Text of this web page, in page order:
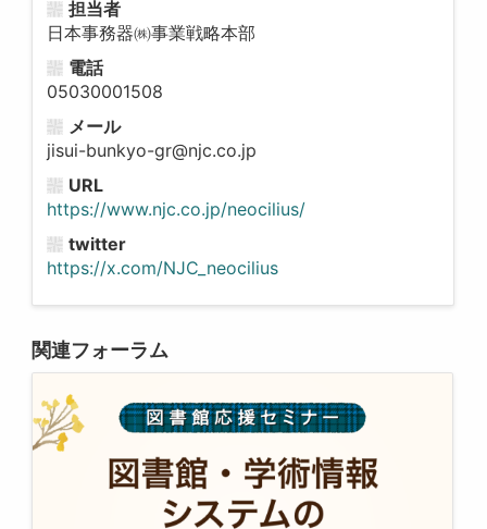
担当者
日本事務器㈱事業戦略本部
電話
05030001508
メール
jisui-bunkyo-gr@njc.co.jp
URL
https://www.njc.co.jp/neocilius/
twitter
https://x.com/NJC_neocilius
関連フォーラム